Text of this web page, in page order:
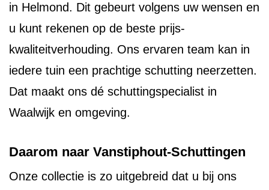
in Helmond. Dit gebeurt volgens uw wensen en
u kunt rekenen op de beste prijs-
kwaliteitverhouding. Ons ervaren team kan in
iedere tuin een prachtige schutting neerzetten.
Dat maakt ons dé schuttingspecialist in
Waalwijk en omgeving.
Daarom naar Vanstiphout-Schuttingen
Onze collectie is zo uitgebreid dat u bij ons